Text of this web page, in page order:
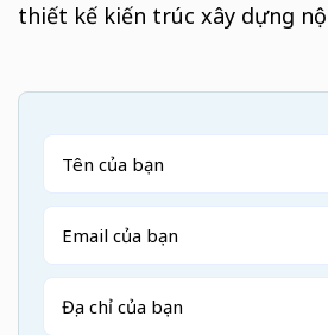
thiết kế kiến trúc xây dựng